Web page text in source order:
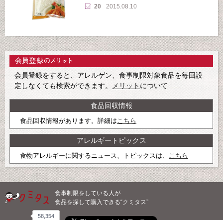
20 2015.08.10
会員登録をすると、アレルゲン、食事制限対象食品を毎回設
定しなくても検索ができます。
メリット について
食品回収情報
食品回収情報があります。詳細はこちら
アレルギートピックス
食物アレルギーに関するニュース、トピックスは、 こちら
食事制限をしている人が
食品を探して購入できる“クミタス”
58,354